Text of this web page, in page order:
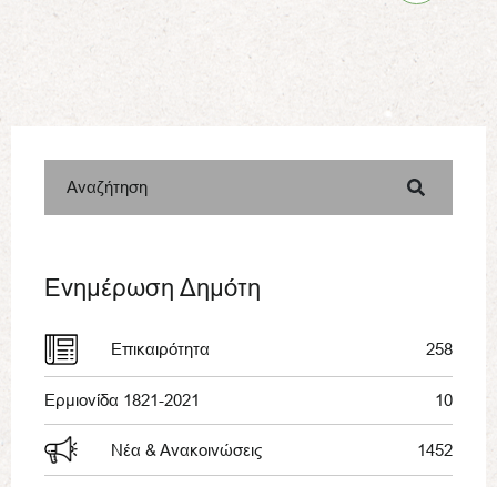
Αναζήτηση
Ενημέρωση Δημότη
Επικαιρότητα 258
Ερμιονίδα 1821-2021 10
Νέα & Ανακοινώσεις 1452